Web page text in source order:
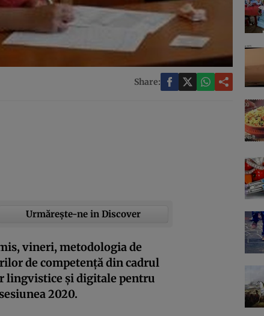
Share:
Urmărește-ne in Discover
vineri, metodologia de
de competență din cadrul
lingvistice și digitale pentru
2020.